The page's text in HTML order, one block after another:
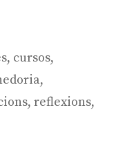
, cursos,
,
, reflexions,